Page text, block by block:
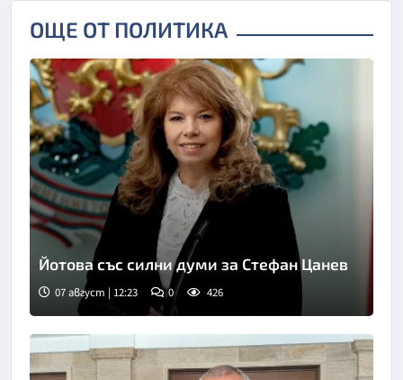
ОЩЕ ОТ ПОЛИТИКА
Йотова със силни думи за Стефан Цанев
07 август | 12:23 0 426